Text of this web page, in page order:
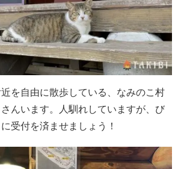
を自由に散歩している、なみのこ村
んいます。人馴れしていますが、び
受付を済ませましょう！